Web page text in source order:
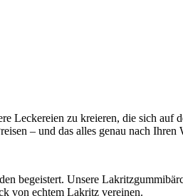
Leckereien zu kreieren, die sich auf
– und das alles genau nach Ihren
begeistert. Unsere
von echtem Lakritz vereinen.